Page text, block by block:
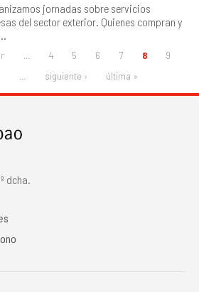
jornadas sobre servicios
del sector exterior. Quienes compran y
4 5 6 7 8
9
… siguiente › última »
dcha.